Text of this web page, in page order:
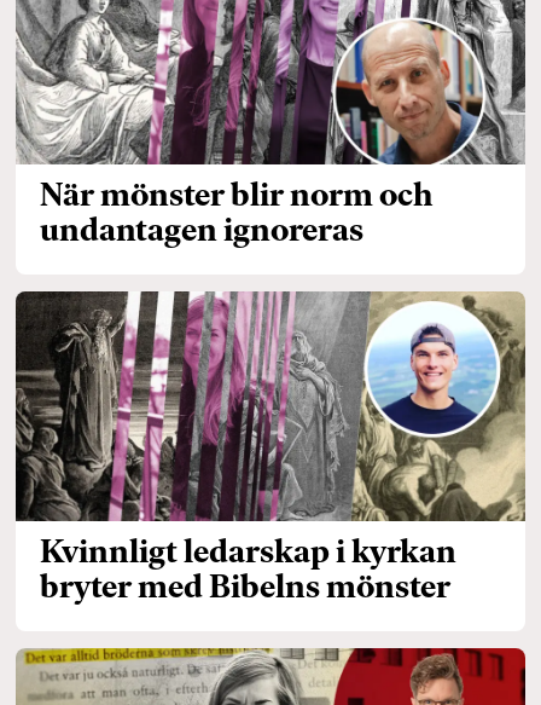
När mönster blir norm och
undantagen ignoreras
Kvinnligt ledarskap i kyrkan
bryter med Bibelns mönster